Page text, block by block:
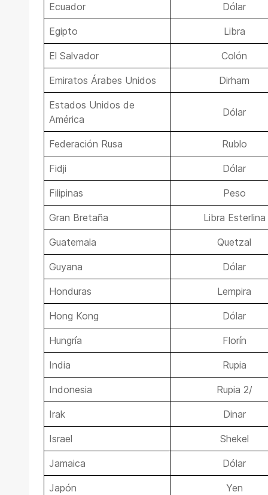
Ecuador Dólar
Egipto Libra
El Salvador Colón
Emiratos Árabes Unidos Dirham
Estados Unidos de
América
Dólar
Federación Rusa Rublo
Fidji Dólar
Filipinas Peso
Gran Bretaña Libra Esterlina
Guatemala Quetzal
Guyana Dólar
Honduras Lempira
Hong Kong Dólar
Hungría Florín
India Rupia
Indonesia Rupia 2/
Irak Dinar
Israel Shekel
Jamaica Dólar
Japón Yen